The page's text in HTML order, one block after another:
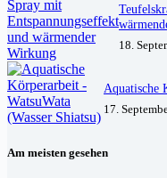
18.
Aquatische
17.
Am meisten gesehen